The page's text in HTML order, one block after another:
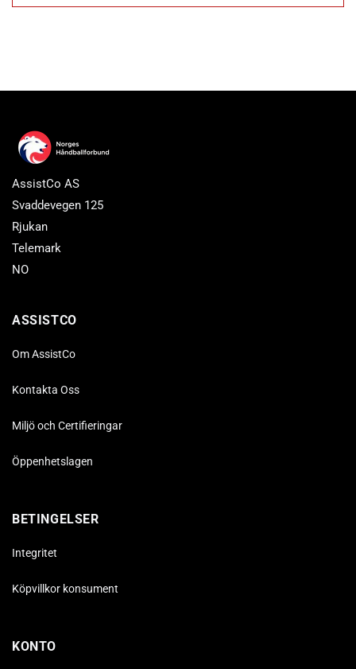
AssistCo AS
Svaddevegen 125
Rjukan
Telemark
NO
ASSISTCO
Om AssistCo
Kontakta Oss
Miljö och Certifieringar
Öppenhetslagen
BETINGELSER
Integritet
Köpvillkor konsument
KONTO